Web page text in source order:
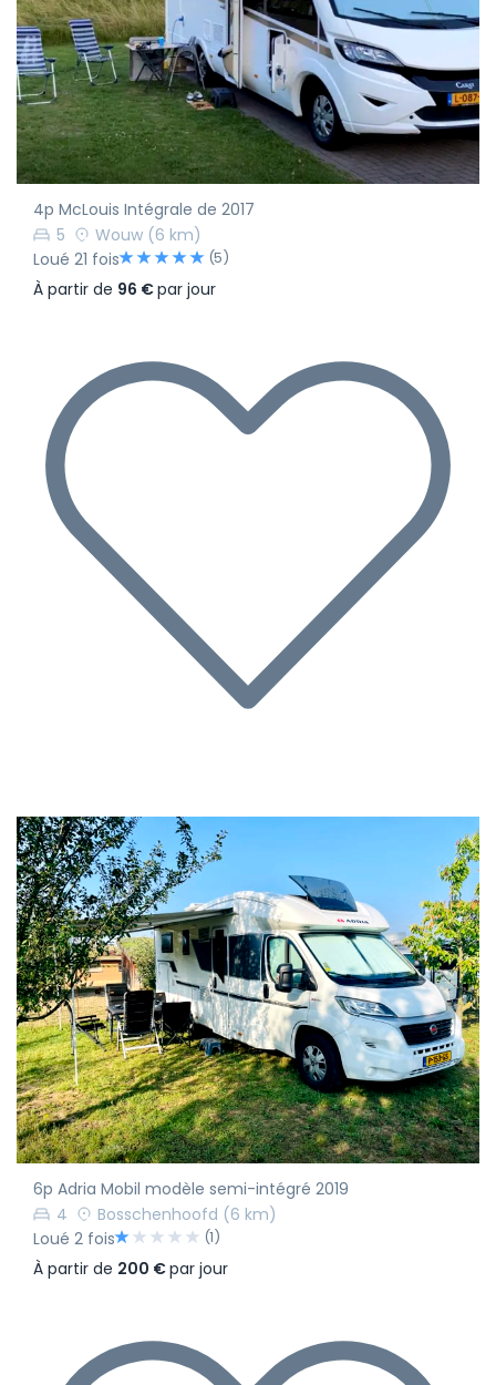
4p McLouis Intégrale de 2017
5
Wouw (6 km)
Loué 21 fois
(5)
À partir de 96 €par jour
6p Adria Mobil modèle semi-intégré 2019
4
Bosschenhoofd (6 km)
Loué 2 fois
(1)
À partir de 200 €par jour